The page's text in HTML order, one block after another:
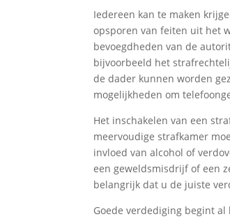
Iedereen kan te maken
opsporen van feiten uit het
bevoegdheden van de
bijvoorbeeld het
de dader kunnen worden
mogelijkheden om
Het inschakelen van een
meervoudige strafkamer
invloed van alcohol of
een geweldsmisdrijf of een
belangrijk dat u de juiste
Goede verdediging begint